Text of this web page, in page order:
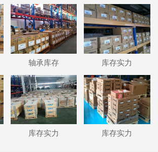
轴承库存 库存实力
库存实力 库存实力